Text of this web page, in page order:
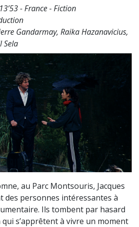
- France - Fiction
Gandarmay, Raika Hazanavicius,
Sela
au Parc Montsouris, Jacques
des personnes intéressantes à
Ils tombent par hasard
s’apprêtent à vivre un moment